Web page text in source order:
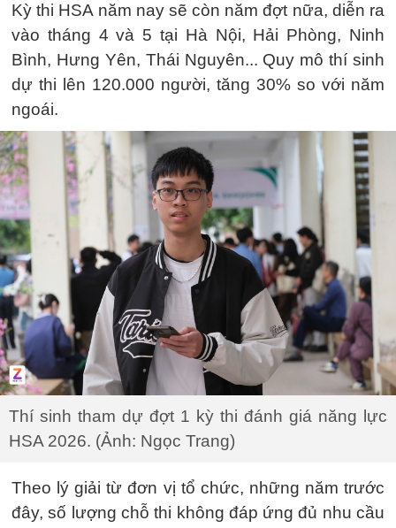
Kỳ thi HSA năm nay sẽ còn năm đợt nữa, diễn ra
vào tháng 4 và 5 tại Hà Nội, Hải Phòng, Ninh
Bình, Hưng Yên, Thái Nguyên... Quy mô thí sinh
dự thi lên 120.000 người, tăng 30% so với năm
ngoái.
Thí sinh tham dự đợt 1 kỳ thi đánh giá năng lực
HSA 2026. (Ảnh: Ngọc Trang)
Theo lý giải từ đơn vị tổ chức, những năm trước
đây, số lượng chỗ thi không đáp ứng đủ nhu cầu